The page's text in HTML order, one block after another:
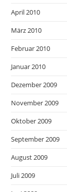
April 2010
März 2010
Februar 2010
Januar 2010
Dezember 2009
November 2009
Oktober 2009
September 2009
August 2009
Juli 2009